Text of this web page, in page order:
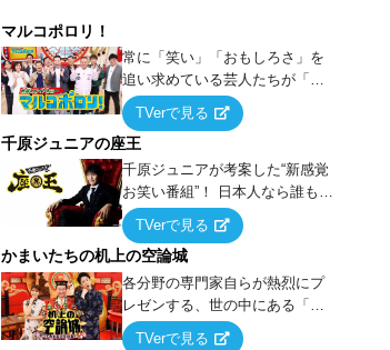
マルコポロリ！
常に「笑い」「おもしろさ」を
追い求めている芸人たちが「芸
能界」という大海原に漕ぎ出で
て、新たなオモシロ人間を発掘
する！
TVerで見る
千原ジュニアの座王
千原ジュニアが考案した“新感覚
お笑い番組”！ 日本人なら誰もが
馴染みのある『イス取りゲー
ム』をベースに、大喜利・ギャ
グ・モノボケ・歌…など様々な
お題で芸人がショートネタを競
い合う！
TVerで見る
かまいたちの机上の空論城
各分野の専門家自らが熱烈にプ
レゼンする、世の中にある「試
したことはないが、やってみた
TVerで見る